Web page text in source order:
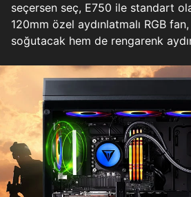
seçersen seç, E750 ile standart
120mm özel aydınlatmalı RGB
soğutacak hem de rengarenk